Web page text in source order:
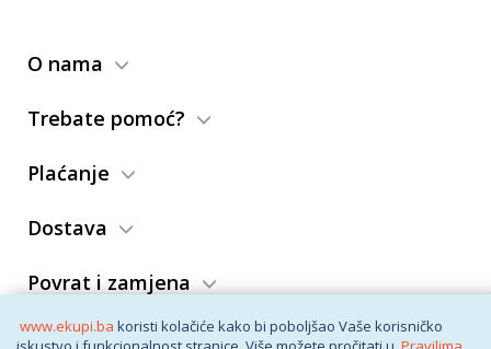
www.ekupi.ba koristi kolačiće kako bi poboljšao Vaše korisničko
O nama
Trebate pomoć?
Plaćanje
Dostava
Povrat i zamjena
Opći uslovi